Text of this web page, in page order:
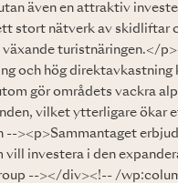
även en attraktiv
stort nätverk av skidliftar
växande turistnäringen.</
och hög
gör områdets vackra
vilket ytterligare ökar
><p>Sammantaget
vill investera i den
--></div><!-- /